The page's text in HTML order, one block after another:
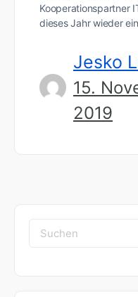
Kooperationspartner
dieses Jahr wieder
Jesko
15.
2019
Suchen
nach: